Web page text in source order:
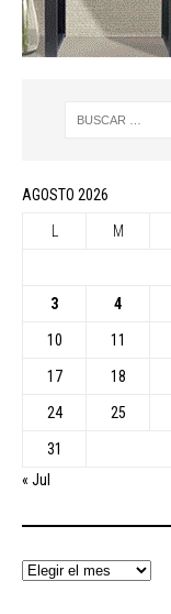
AGOSTO 2026
L M
3 4
10 11
17 18
24 25
31
« Jul